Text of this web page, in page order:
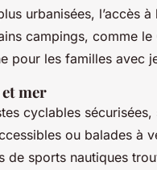
urbanisées, l’accès
campings, comme
pour les familles avec
mer
cyclables
ou balades à
de sports nautiques